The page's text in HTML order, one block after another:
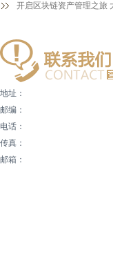
地址：
邮编：
电话：
传真：
邮箱：